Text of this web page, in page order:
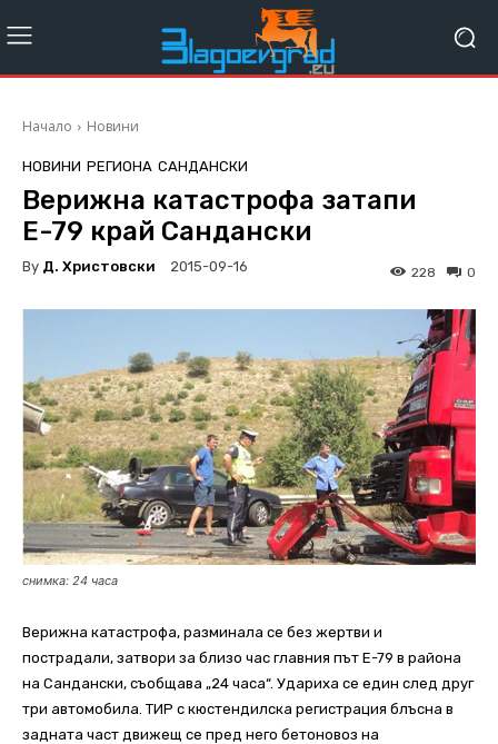
Начало Новини
НОВИНИ РЕГИОНА САНДАНСКИ
Верижна катастрофа затапи
Е-79 край Сандански
By Д. Христовски 2015-09-16 0
228
снимка: 24 часа
Верижна катастрофа, разминала се без жертви и
пострадали, затвори за близо час главния път Е-79 в района
на Сандански, съобщава „24 часа“. Удариха се един след друг
три автомобила. ТИР с кюстендилска регистрация блъсна в
задната част движещ се пред него бетоновоз на